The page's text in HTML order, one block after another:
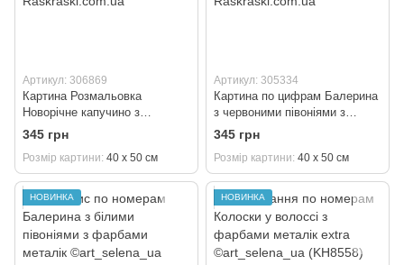
Артикул: 306869
Картина Розмальовка
Новорічне капучино з
фарбами металік
©art_selena_ua (KH5743)
Ідейка 40 х 50 см
345 грн
Розмір картини 40 х 50 см
Артикул: 305334
Картина по цифрам Балерина
з червоними півоніями з
фарбами металік
©art_selena_ua (KH8664)
Ідейка 40 х 50 см
345 грн
Розмір картини 40 х 50 см
НОВИНКА НОВИНКА